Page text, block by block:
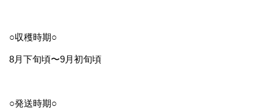
○収穫時期○
8月下旬頃〜9月初旬頃
○発送時期○